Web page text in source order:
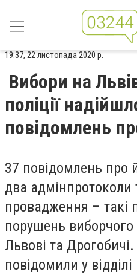
19:37, 22 листопада 2020 р.
Вибори на
поліції
повідомлень
37 повідомлень про
два адмінпротоколи
провадження – такі
порушень виборчого
Львові та
повідомили у відділі